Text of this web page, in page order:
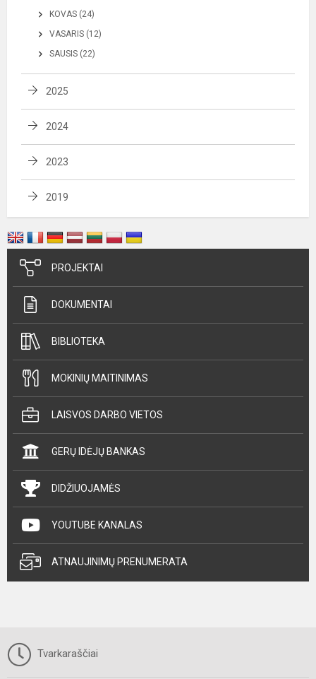
KOVAS (24)
VASARIS (12)
SAUSIS (22)
2025
2024
2023
2019
PROJEKTAI
DOKUMENTAI
BIBLIOTEKA
MOKINIŲ MAITINIMAS
LAISVOS DARBO VIETOS
GERŲ IDĖJŲ BANKAS
DIDŽIUOJAMĖS
YOUTUBE KANALAS
ATNAUJINIMŲ PRENUMERATA
Tvarkaraščiai